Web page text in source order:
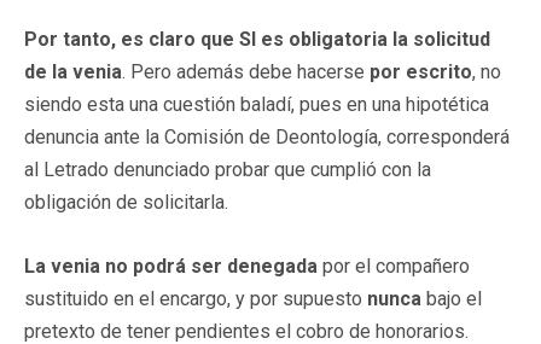
Por tanto, es claro que SI es obligatoria la solicitud
de la venia. Pero además debe hacerse por escrito, no
siendo esta una cuestión baladí, pues en una hipotética
denuncia ante la Comisión de Deontología, corresponderá
al Letrado denunciado probar que cumplió con la
obligación de solicitarla.
La venia no podrá ser denegada por el compañero
sustituido en el encargo, y por supuesto nunca bajo el
pretexto de tener pendientes el cobro de honorarios.